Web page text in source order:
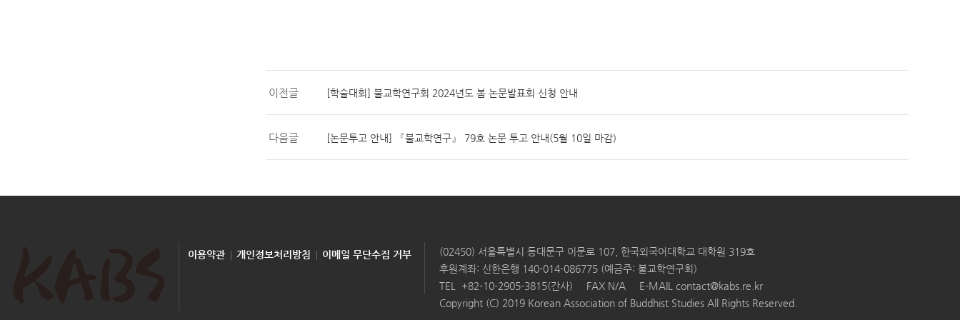
이전글 [학술대회] 불교학연구회 2024년도 봄 논문발표회 신청 안내
다음글 [논문투고 안내] 『불교학연구』 79호 논문 투고 안내(5월 10일 마감)
이용약관 개인정보처리방침 이메일 무단수집 거부
(02450) 서울특별시 동대문구 이문로 107, 한국외국어대학교 대학원 319호
후원계좌: 신한은행 140-014-086775 (예금주: 불교학연구회)
TEL +82-10-2905-3815(간사) FAX N/A E-MAIL contact@kabs.re.kr
Copyright (C) 2019 Korean Association of Buddhist Studies All Rights Reserved.